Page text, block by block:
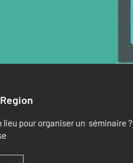
lieu pour organiser un séminaire ?